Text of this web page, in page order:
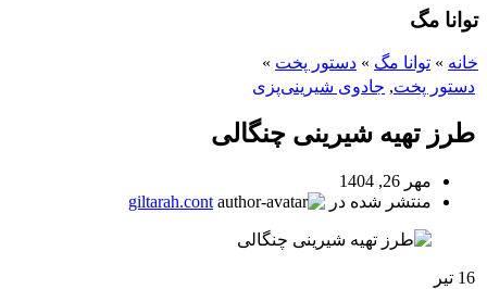
توانا مگ
خانه » توانا مگ » دستور پخت »
دستور پخت, جادوی شیرینی‌پزی
طرز تهیه شیرینی چنگالی
مهر 26, 1404
منتشر شده در
giltarah.cont
16 تیر